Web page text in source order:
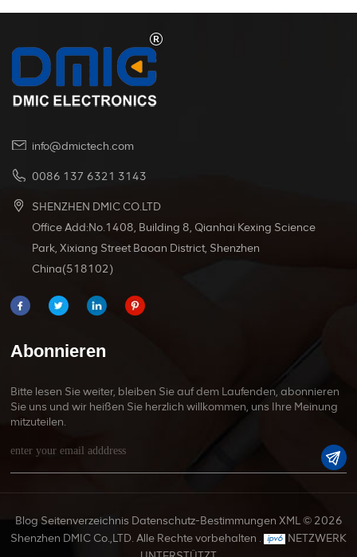
info@dmictech.com
0086 137 6321 3143
SHENZHEN DMIC CO.LTD
Office Add:No.1408, Building 8, Qianhai Kexing Science
Park, Xixiang Street Baoan District, Shenzhen
China(518102)
Abonnieren
Bitte lesen Sie weiter, bleiben Sie auf dem Laufenden, abonnieren
Sie uns und wir heißen Sie herzlich willkommen, uns Ihre Meinung
mitzuteilen.
Blog Seitenverzeichnis Datenschutz-Bestimmungen XML© 2026
Shenzhen DMIC Co.,LTD. Alle Rechte vorbehalten .
NETZWERK